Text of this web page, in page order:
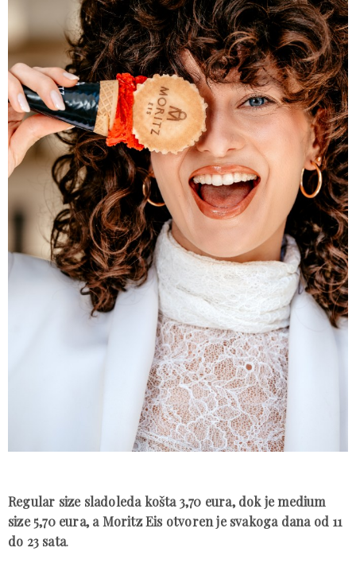
Regular size sladoleda košta 3,70 eura, dok je medium
size 5,70 eura, a Moritz Eis otvoren je svakoga dana od 11
do 23 sata.